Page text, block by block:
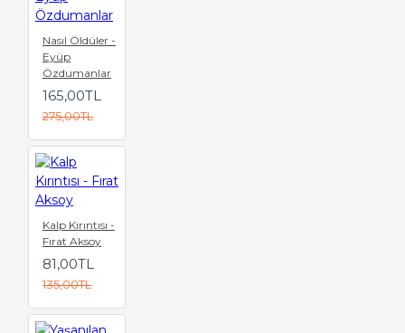
Nasıl Öldüler -
Eyüp
Özdumanlar
165,00TL
275,00TL
Kalp Kırıntısı -
Fırat Aksoy
81,00TL
135,00TL